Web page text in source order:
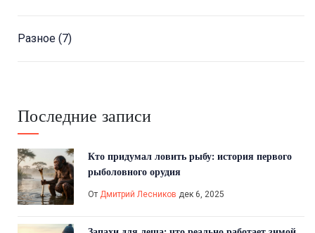
Разное (7)
Последние записи
Кто придумал ловить рыбу: история первого
рыболовного орудия
От Дмитрий Лесников дек 6, 2025